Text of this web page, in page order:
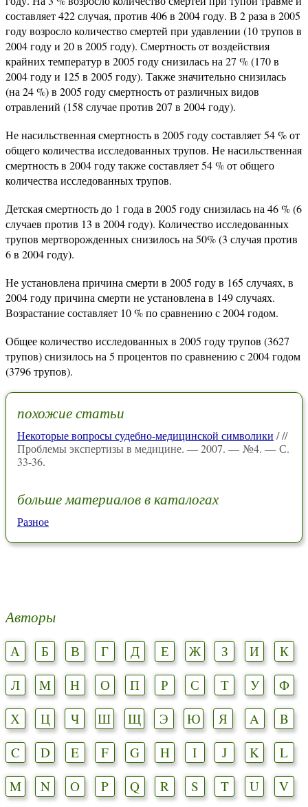
составляет 422 случая, против 406 в 2004 году. В 2 раза в 2005
году возросло количество смертей при удавлении (10 трупов в
2004 году и 20 в 2005 году). Смертность от воздействия
крайних температур в 2005 году снизилась на 27 % (170 в
2004 году и 125 в 2005 году). Также значительно снизилась
(на 24 %) в 2005 году смертность от различных видов
отравлений (158 случае против 207 в 2004 году).
Не насильственная смертность в 2005 году составляет 54 % от
общего количества исследованных трупов. Не насильственная
смертность в 2004 году также составляет 54 % от общего
количества исследованных трупов.
Детская смертность до 1 года в 2005 году снизилась на 46 % (6
случаев против 13 в 2004 году). Количество исследованных
трупов мертворожденных снизилось на 50% (3 случая против
6 в 2004 году).
Не установлена причина смерти в 2005 году в 165 случаях, в
2004 году причина смерти не установлена в 149 случаях.
Возрастание составляет 10 % по сравнению с 2004 годом.
Общее количество исследованных в 2005 году трупов (3627
трупов) снизилось на 5 процентов по сравнению с 2004 годом
(3796 трупов).
похожие статьи
Некоторые вопросы судебно-медицинской символики / //
Проблемы экспертизы в медицине. — 2007. — №4. — С.
33-36.
больше материалов в каталогах
Разное
Авторы
А Б В Г Д Е Ж З И
К
Л
М Н О П Р С Т У
Ф
Х
Ц Ч Ш Щ Э Ю Я A
B
C
D E F G H I J K
L
M
N O P Q R S T U
V